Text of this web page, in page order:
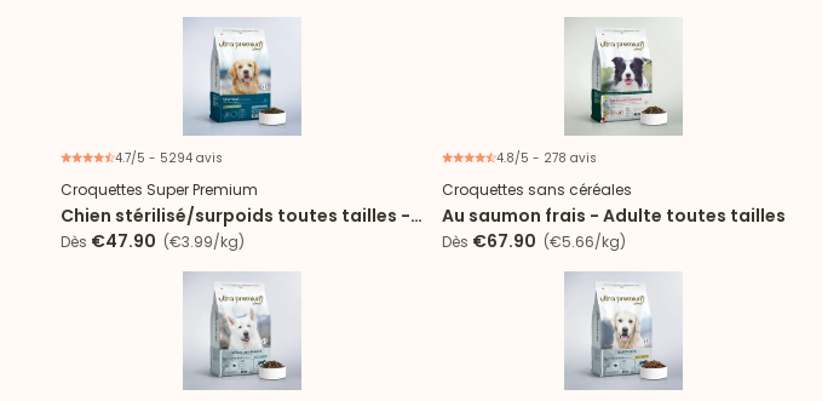
4.7/5 - 5294 avis
Croquettes Super Premium
Chien stérilisé/surpoids toutes tailles -
Light
Dès €47.90 (€3.99/kg)
4.8/5 - 278 avis
Croquettes sans céréales
Au saumon frais - Adulte toutes tailles
Dès €67.90 (€5.66/kg)